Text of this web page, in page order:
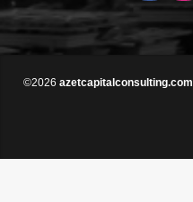
©2026 azetcapitalconsulting.com